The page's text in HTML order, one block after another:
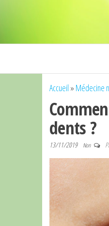
Accueil » Médecine
dents ?
13/11/2019 Non